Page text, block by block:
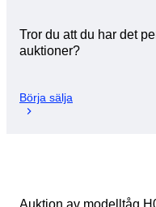
Tror du att du har det
auktioner?
Börja sälja
Auktion av modelltåg